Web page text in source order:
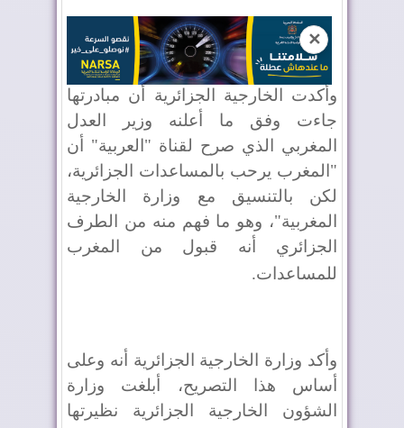
✕
وأكدت الخارجية الجزائرية أن مبادرتها
جاءت وفق ما أعلنه وزير العدل
المغربي الذي صرح لقناة "العربية" أن
"المغرب يرحب بالمساعدات الجزائرية،
لكن بالتنسيق مع وزارة الخارجية
المغربية"، وهو ما فهم منه من الطرف
الجزائري أنه قبول من المغرب
للمساعدات.
وأكد وزارة الخارجية الجزائرية أنه وعلى
أساس هذا التصريح، أبلغت وزارة
الشؤون الخارجية الجزائرية نظيرتها